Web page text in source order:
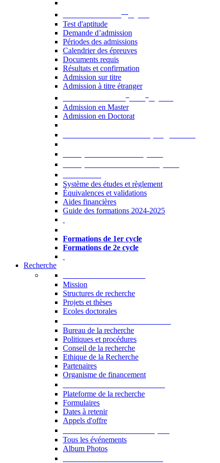
Test d'aptitude
Demande d’admission
Périodes des admissions
Calendrier des épreuves
Documents requis
Résultats et confirmation
Admission sur titre
Admission à titre étranger
Admission en Master
Admission en Doctorat
Système des études et règlement
Équivalences et validations
Aides financières
Guide des formations 2024-2025
Formations de 1er cycle
Formations de 2e cycle
Recherche
Mission
Structures de recherche
Projets et thèses
Ecoles doctorales
Bureau de la recherche
Politiques et procédures
Conseil de la recherche
Ethique de la Recherche
Partenaires
Organisme de financement
Plateforme de la recherche
Formulaires
Dates à retenir
Appels d'offre
Tous les événements
Album Photos